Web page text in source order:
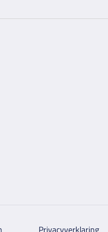
Privacyverklaring